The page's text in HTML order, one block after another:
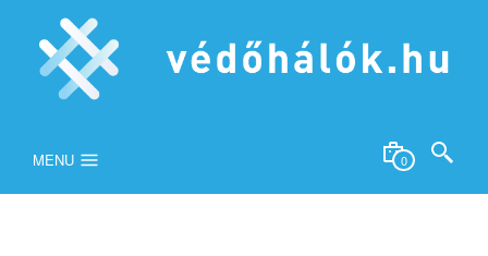
MENU 0